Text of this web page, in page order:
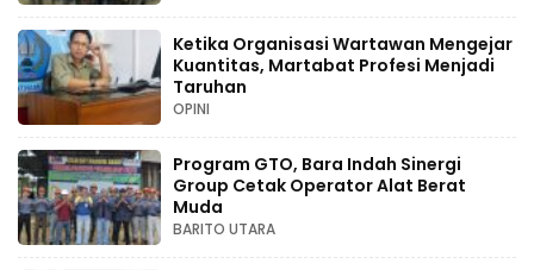
Ketika Organisasi Wartawan Mengejar
Kuantitas, Martabat Profesi Menjadi
Taruhan
OPINI
Program GTO, Bara Indah Sinergi
Group Cetak Operator Alat Berat
Muda
BARITO UTARA